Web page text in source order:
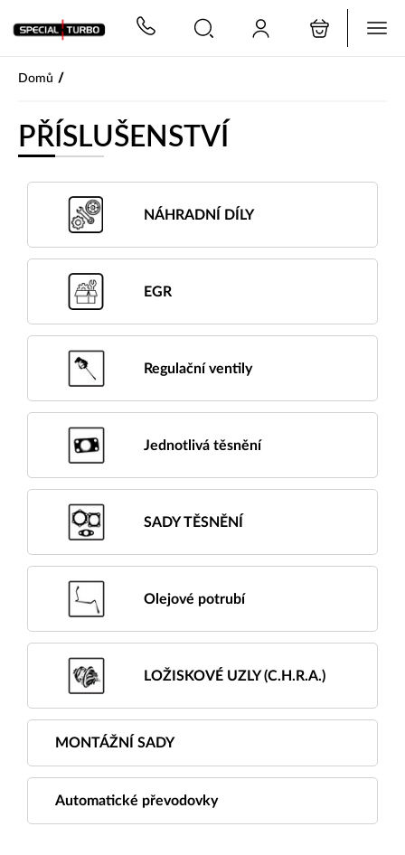
Domů /
PŘÍSLUŠENSTVÍ
NÁHRADNÍ DÍLY
EGR
Regulační ventily
Jednotlivá těsnění
SADY TĚSNĚNÍ
Olejové potrubí
LOŽISKOVÉ UZLY (C.H.R.A.)
MONTÁŽNÍ SADY
Automatické převodovky